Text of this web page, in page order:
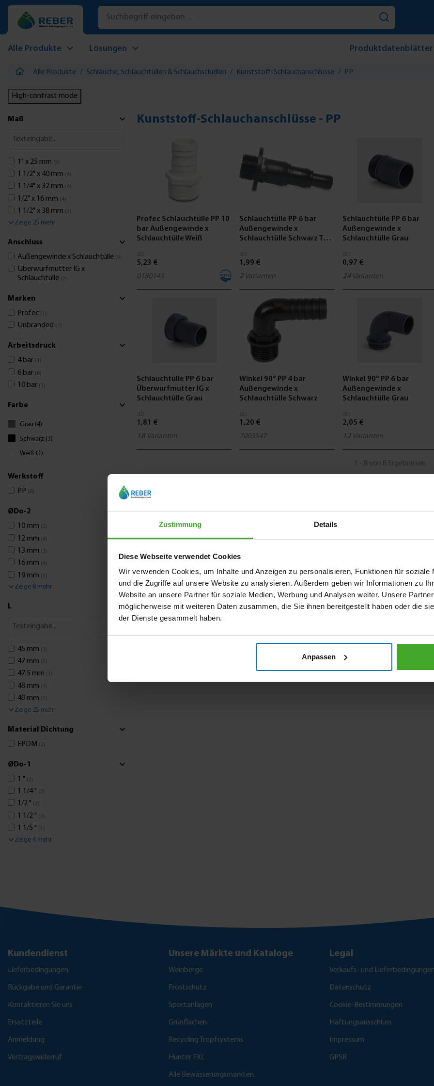
Zustimmung Details
Diese Webseite verwendet Cookies
Wir verwenden Cookies, um Inhalte und Anzeigen zu personalisieren, Funktionen für soziale
und die Zugriffe auf unsere Website zu analysieren. Außerdem geben wir Informationen zu
Website an unsere Partner für soziale Medien, Werbung und Analysen weiter. Unsere
möglicherweise mit weiteren Daten zusammen, die Sie ihnen bereitgestellt haben oder die
der Dienste gesammelt haben.
Anpassen
Hauptinhalt springen
Zur Suche springen
Zur Hauptnavigation springen
Alle Produkte Lösungen Produktdatenblätter
Alle Produkte / Schläuche, Schlauchtüllen & Schlauchschellen / Kunststoff-Schlauchanschlüsse / PP
High-contrast mode
Maß
1" x 25 mm (5)
1 1/2" x 40 mm (4)
1 1/4" x 32 mm (4)
1/2" x 16 mm (4)
1 1/2" x 38 mm (3)
Zeige 25 mehr
Anschluss
Außengewinde x Schlauchtülle (6)
Überwurfmutter IG x
Schlauchtülle (2)
Marken
Profec (1)
Unbranded (7)
Arbeitsdruck
4 bar
(1)
6 bar (6)
10 bar (1)
Farbe
Grau (4)
Schwarz (3)
Weiß (1)
Werkstoff
PP (8)
ØDo-2
10 mm (2)
12 mm (4)
13 mm (3)
16 mm (4)
19 mm (1)
Zeige 8 mehr
L
45 mm (1)
47 mm (2)
47.5 mm (1)
48 mm (1)
49 mm (1)
Zeige 25 mehr
Material Dichtung
EPDM (2)
ØDo-1
1 " (2)
1 1/4 " (2)
1/2 " (2)
1 1/2 " (3)
1 1/5 " (1)
Zeige 4 mehr
Kunststoff-Schlauchanschlüsse - PP
Profec Schlauchtülle PP 10
bar Außengewinde x
Schlauchtülle Weiß
5,23 €
0180143
Schlauchtülle PP 6 bar
Außengewinde x
Schlauchtülle Schwarz Typ
1,99 €
2 Varianten
Schlauchtülle PP 6 bar
Außengewinde x
Schlauchtülle Grau
0,97 €
24Varianten
Schlauchtülle PP 6 bar
Überwurfmutter IG x
Schlauchtülle Grau
1,81 €
18 Varianten
Winkel 90° PP 4 bar
Außengewinde x
Schlauchtülle Schwarz
1,20 €
7003547
Winkel 90° PP 6 bar
Außengewinde x
Schlauchtülle Grau
2,05 €
12Varianten
1 - 8 von 8 Ergebnissen
Kundendienst
Lieferbedingungen
Rückgabe und Garantie
Kontaktieren Sie uns
Ersatzteile
Anmeldung
Vertragswiderruf
Unsere Märkte und Kataloge
Weinberge
Frostschutz
Sportanlagen
Grünflächen
Recycling Tropfsystems
Hunter FXL
Alle Bewässerungsmarkten
Legal
Verkaufs- und Lieferbedingungen
Datenschutz
Cookie-Bestimmungen
Haftungsausschluss
Impressum
GPSR